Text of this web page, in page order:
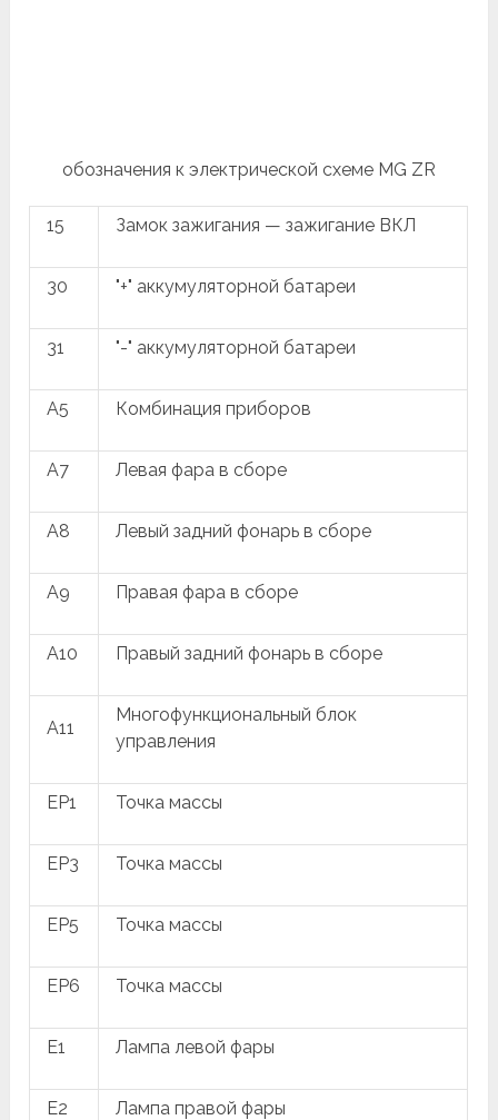
обозначения к электрической схеме MG ZR
15 Замок зажигания — зажигание ВКЛ
30 "+" аккумуляторной батареи
31 "-" аккумуляторной батареи
A5 Комбинация приборов
A7 Левая фара в сборе
A8 Левый задний фонарь в сборе
A9 Правая фара в сборе
A10 Правый задний фонарь в сборе
A11
Многофункциональный блок
управления
EP1 Точка массы
EP3 Точка массы
EP5 Точка массы
EP6 Точка массы
E1 Лампа левой фары
E2 Лампа правой фары